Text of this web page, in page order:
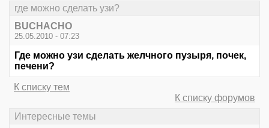
где можно сделать узи?
BUCHACHO
25.05.2010 - 07:23
Где можно узи сделать желчного пузыря, почек,
печени?
К списку тем
К списку форумов
Интересные темы